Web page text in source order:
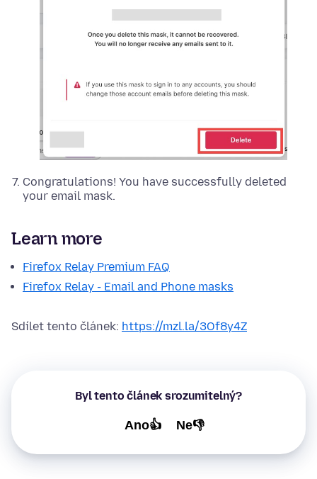
Congratulations! You have successfully deleted
your email mask.
Learn more
Firefox Relay Premium FAQ
Firefox Relay - Email and Phone masks
Sdílet tento článek: https://mzl.la/3Of8y4Z
Byl tento článek srozumitelný?
Ano👍 Ne👎